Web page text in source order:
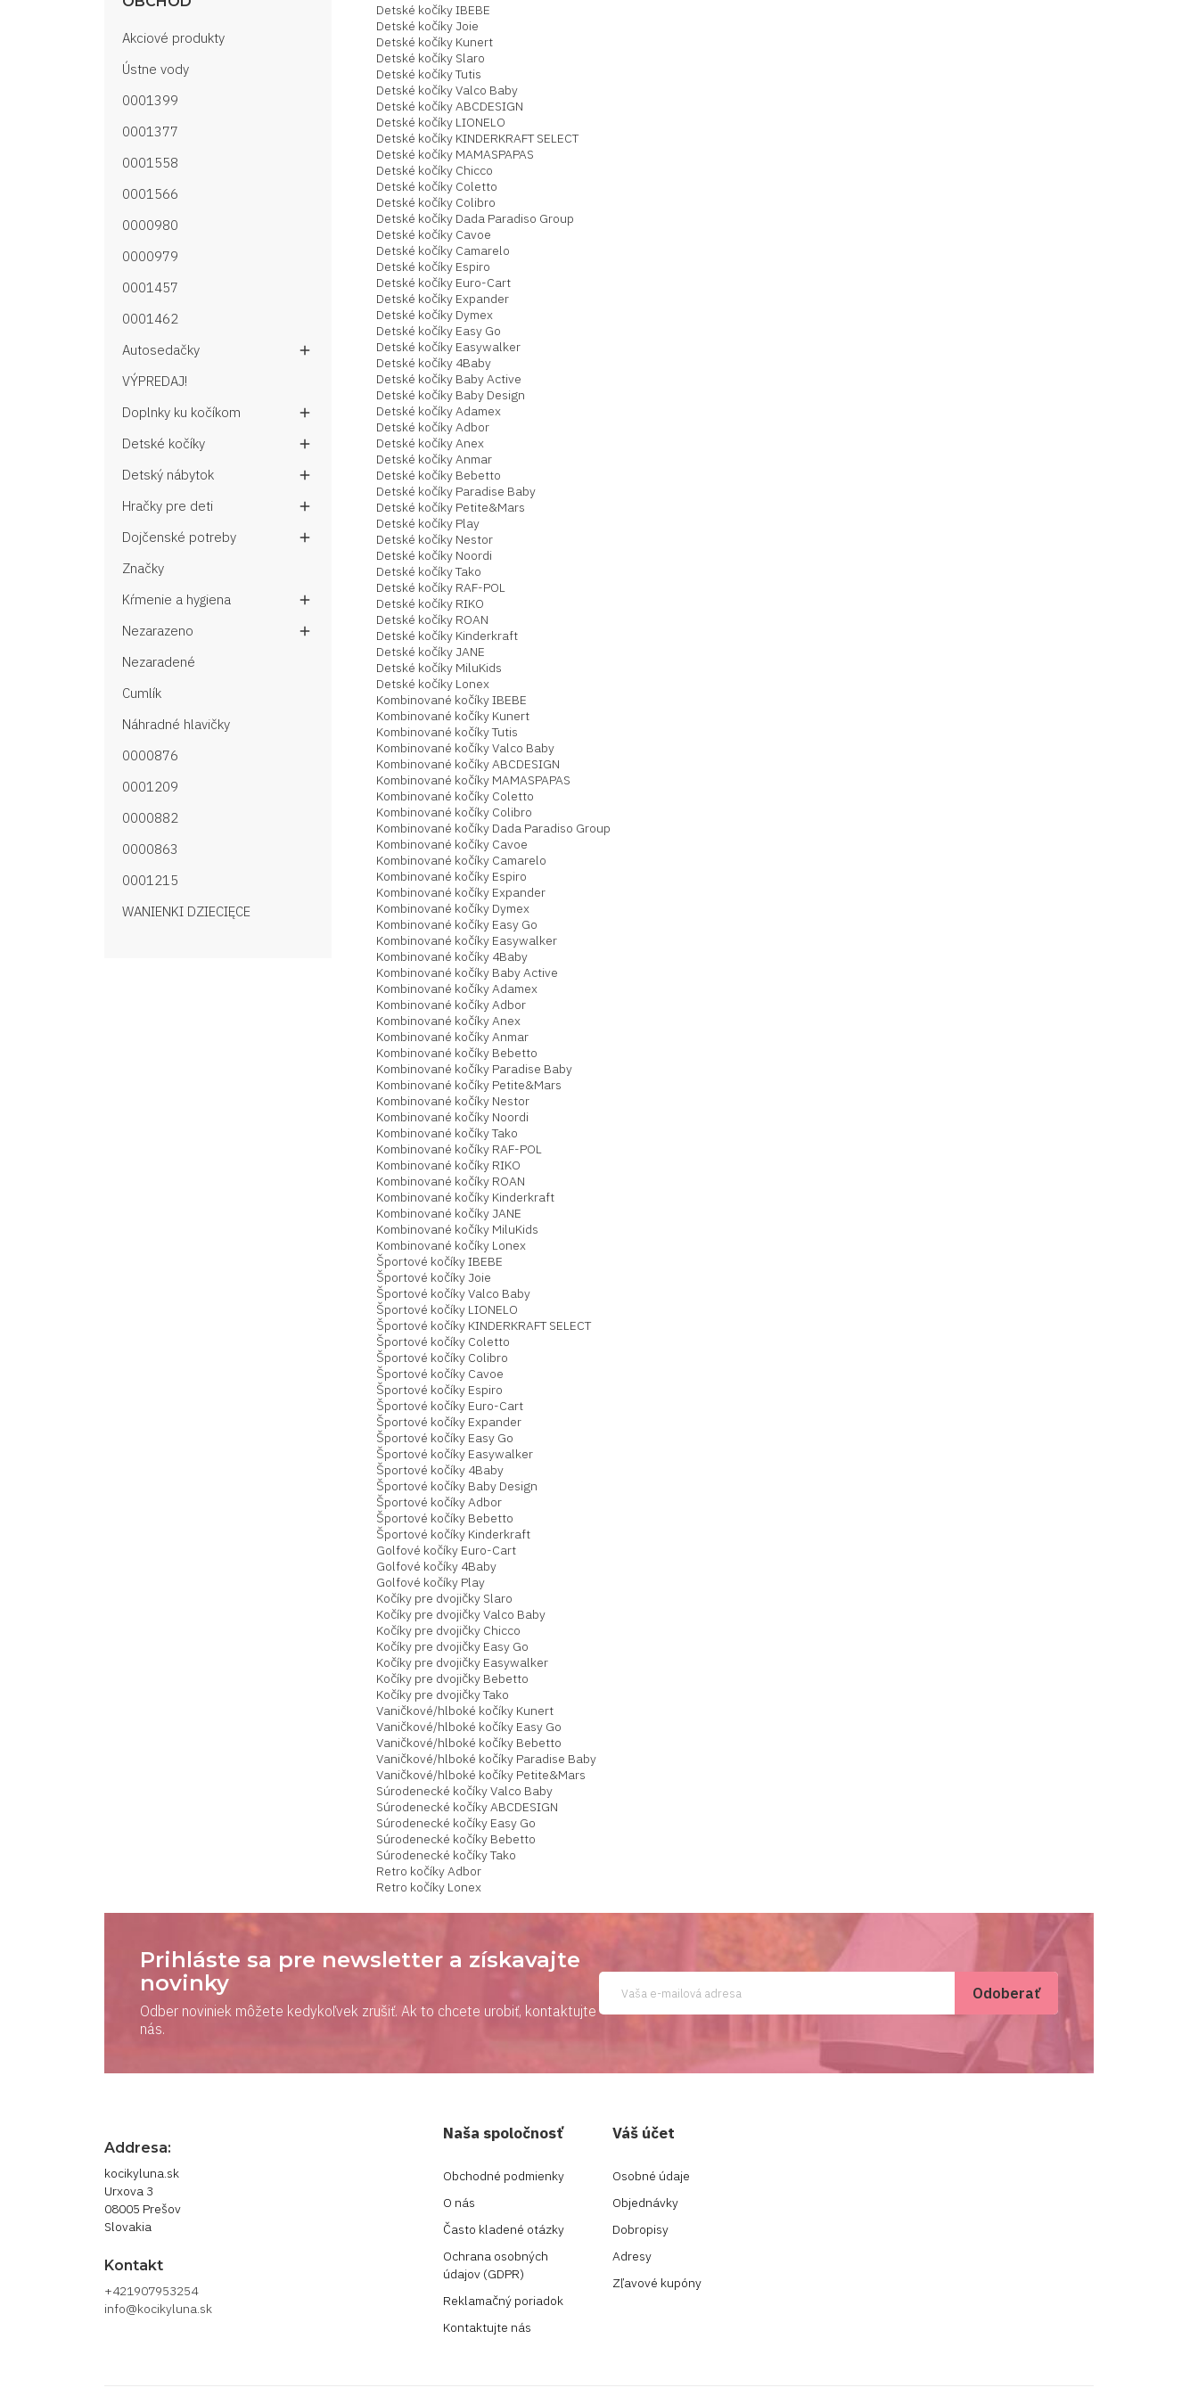
Akciové produkty
Ústne vody
0001399
0001377
0001558
0001566
0000980
0000979
0001457
0001462
Autosedačky

VÝPREDAJ!
Doplnky ku kočíkom

Detské kočíky 
Detský nábytok 
Hračky pre deti 
Dojčenské potreby 
Značky
Kŕmenie a hygiena

Nezarazeno 
Nezaradené
Cumlík
Náhradné hlavičky
0000876
0001209
0000882
0000863
0001215
WANIENKI DZIECIĘCE
Detské kočíky IBEBE
Detské kočíky Joie
Detské kočíky Kunert
Detské kočíky Slaro
Detské kočíky Tutis
Detské kočíky Valco Baby
Detské kočíky ABCDESIGN
Detské kočíky LIONELO
Detské kočíky KINDERKRAFT SELECT
Detské kočíky MAMASPAPAS
Detské kočíky Chicco
Detské kočíky Coletto
Detské kočíky Colibro
Detské kočíky Dada Paradiso Group
Detské kočíky Cavoe
Detské kočíky Camarelo
Detské kočíky Espiro
Detské kočíky Euro-Cart
Detské kočíky Expander
Detské kočíky Dymex
Detské kočíky Easy Go
Detské kočíky Easywalker
Detské kočíky 4Baby
Detské kočíky Baby Active
Detské kočíky Baby Design
Detské kočíky Adamex
Detské kočíky Adbor
Detské kočíky Anex
Detské kočíky Anmar
Detské kočíky Bebetto
Detské kočíky Paradise Baby
Detské kočíky Petite&Mars
Detské kočíky Play
Detské kočíky Nestor
Detské kočíky Noordi
Detské kočíky Tako
Detské kočíky RAF-POL
Detské kočíky RIKO
Detské kočíky ROAN
Detské kočíky Kinderkraft
Detské kočíky JANE
Detské kočíky MiluKids
Detské kočíky Lonex
Kombinované kočíky IBEBE
Kombinované kočíky Kunert
Kombinované kočíky Tutis
Kombinované kočíky Valco Baby
Kombinované kočíky ABCDESIGN
Kombinované kočíky MAMASPAPAS
Kombinované kočíky Coletto
Kombinované kočíky Colibro
Kombinované kočíky Dada Paradiso Group
Kombinované kočíky Cavoe
Kombinované kočíky Camarelo
Kombinované kočíky Espiro
Kombinované kočíky Expander
Kombinované kočíky Dymex
Kombinované kočíky Easy Go
Kombinované kočíky Easywalker
Kombinované kočíky 4Baby
Kombinované kočíky Baby Active
Kombinované kočíky Adamex
Kombinované kočíky Adbor
Kombinované kočíky Anex
Kombinované kočíky Anmar
Kombinované kočíky Bebetto
Kombinované kočíky Paradise Baby
Kombinované kočíky Petite&Mars
Kombinované kočíky Nestor
Kombinované kočíky Noordi
Kombinované kočíky Tako
Kombinované kočíky RAF-POL
Kombinované kočíky RIKO
Kombinované kočíky ROAN
Kombinované kočíky Kinderkraft
Kombinované kočíky JANE
Kombinované kočíky MiluKids
Kombinované kočíky Lonex
Športové kočíky IBEBE
Športové kočíky Joie
Športové kočíky Valco Baby
Športové kočíky LIONELO
Športové kočíky KINDERKRAFT SELECT
Športové kočíky Coletto
Športové kočíky Colibro
Športové kočíky Cavoe
Športové kočíky Espiro
Športové kočíky Euro-Cart
Športové kočíky Expander
Športové kočíky Easy Go
Športové kočíky Easywalker
Športové kočíky 4Baby
Športové kočíky Baby Design
Športové kočíky Adbor
Športové kočíky Bebetto
Športové kočíky Kinderkraft
Golfové kočíky Euro-Cart
Golfové kočíky 4Baby
Golfové kočíky Play
Kočíky pre dvojičky Slaro
Kočíky pre dvojičky Valco Baby
Kočíky pre dvojičky Chicco
Kočíky pre dvojičky Easy Go
Kočíky pre dvojičky Easywalker
Kočíky pre dvojičky Bebetto
Kočíky pre dvojičky Tako
Vaničkové/hlboké kočíky Kunert
Vaničkové/hlboké kočíky Easy Go
Vaničkové/hlboké kočíky Bebetto
Vaničkové/hlboké kočíky Paradise Baby
Vaničkové/hlboké kočíky Petite&Mars
Súrodenecké kočíky Valco Baby
Súrodenecké kočíky ABCDESIGN
Súrodenecké kočíky Easy Go
Súrodenecké kočíky Bebetto
Súrodenecké kočíky Tako
Retro kočíky Adbor
Retro kočíky Lonex
Prihláste sa pre newsletter a získavajte
novinky
Odber noviniek môžete kedykoľvek zrušiť. Ak to chcete urobiť, kontaktujte
nás.
Addresa:
kocikyluna.sk
Urxova 3
08005 Prešov
Slovakia
Kontakt
+421907953254
info@kocikyluna.sk
Naša spoločnosť
Obchodné podmienky
O nás
Často kladené otázky
Ochrana osobných
údajov (GDPR)
Reklamačný poriadok
Kontaktujte nás
Váš účet
Osobné údaje
Objednávky
Dobropisy
Adresy
Zľavové kupóny